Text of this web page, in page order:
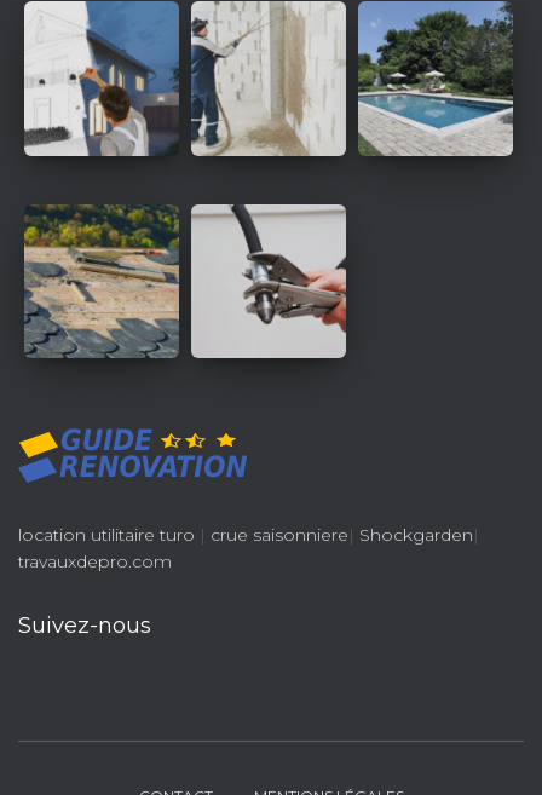
location utilitaire turo | crue saisonniere| Shockgarden|
travauxdepro.com
Suivez-nous